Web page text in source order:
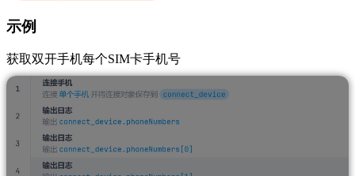
示例
获取双开手机每个SIM卡手机号